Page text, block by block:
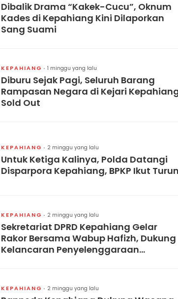
Dibalik Drama “Kakek-Cucu”, Oknum
Kades di Kepahiang Kini Dilaporkan
Sang Suami
KEPAHIANG 1 minggu yang lalu
Diburu Sejak Pagi, Seluruh Barang
Rampasan Negara di Kejari
Sold Out
KEPAHIANG 2 minggu yang lalu
Untuk Ketiga Kalinya, Polda Datangi
Disparpora Kepahiang, BPKP Ikut Turun
KEPAHIANG 2 minggu yang lalu
Sekretariat DPRD Kepahiang Gelar
Rakor Bersama Wabup Hafizh, Dukung
Kelancaran Penyelenggaraan
KEPAHIANG 2 minggu yang lalu